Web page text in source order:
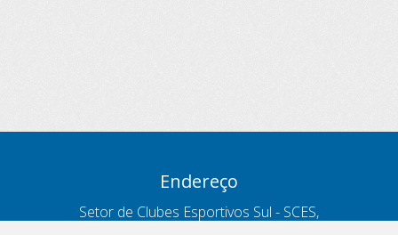
Endereço
Setor de Clubes Esportivos Sul - SCES,